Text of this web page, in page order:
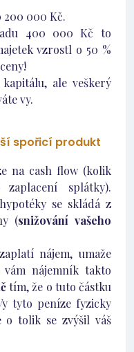
000 Kč.
400 000 Kč to
vzrostl o 50 %
ale veškerý
vy.
spořicí produkt
na cash flow (kolik
splátky).
se skládá z
(snižování vašeho
nájem, umaže
nájemník takto
tím, že o tuto částku
tyto peníze fyzicky
o tolik se zvýšil váš